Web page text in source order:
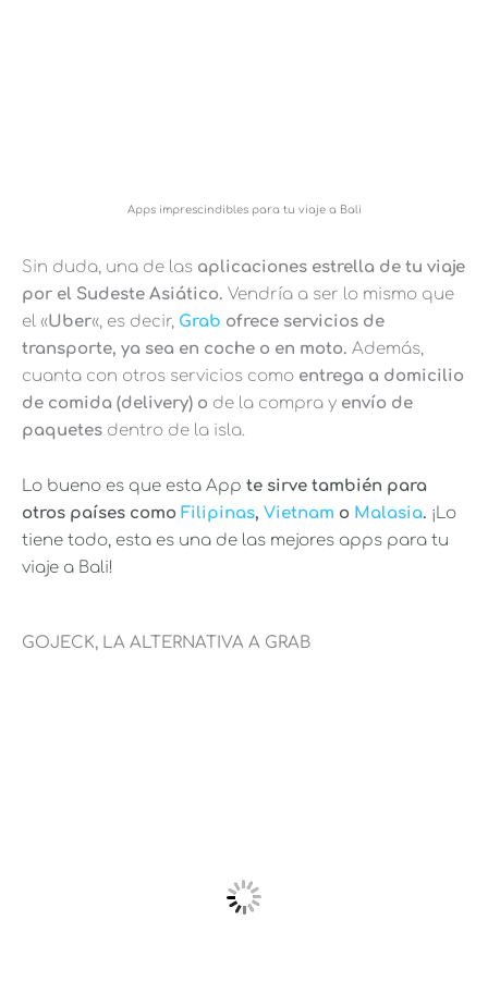
Apps imprescindibles para tu viaje a Bali
Sin duda, una de las aplicaciones estrella de tu viaje
por el Sudeste Asiático. Vendría a ser lo mismo que
el «Uber«, es decir, Grab ofrece servicios de
transporte, ya sea en coche o en moto. Además,
cuanta con otros servicios como entrega a domicilio
de comida (delivery) o de la compra y envío de
paquetes dentro de la isla.
Lo bueno es que esta App te sirve también para
otros países como Filipinas, Vietnam o Malasia. ¡Lo
tiene todo, esta es una de las mejores apps para tu
viaje a Bali!
GOJECK, LA ALTERNATIVA A GRAB